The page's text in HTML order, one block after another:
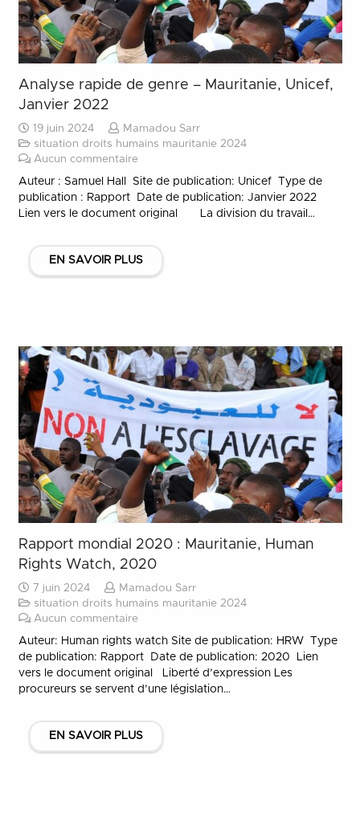
Analyse rapide de genre – Mauritanie, Unicef,
Janvier 2022
19 juin 2024
Mamadou Sarr
situation droits humains mauritanie 2024
Aucun commentaire
Auteur : Samuel Hall Site de publication: Unicef Type de
publication : Rapport Date de publication: Janvier 2022
Lien vers le document original La division du travail…
EN SAVOIR PLUS
Rapport mondial 2020 : Mauritanie, Human
Rights Watch, 2020
7 juin 2024
Mamadou Sarr
situation droits humains mauritanie 2024
Aucun commentaire
Auteur: Human rights watch Site de publication: HRW Type
de publication: Rapport Date de publication: 2020 Lien
vers le document original Liberté d’expression Les
procureurs se servent d’une législation…
EN SAVOIR PLUS